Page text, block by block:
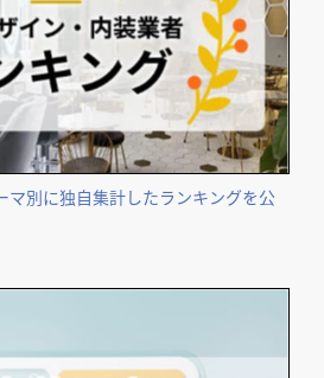
マ別に独自集計したランキングを公